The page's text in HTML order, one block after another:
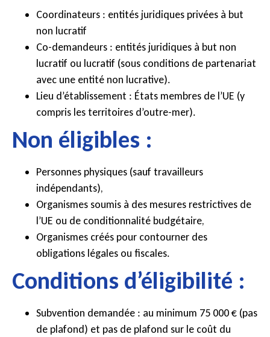
Coordinateurs : entités juridiques privées à but
non lucratif
Co-demandeurs : entités juridiques à but non
lucratif ou lucratif (sous conditions de partenariat
avec une entité non lucrative).
Lieu d’établissement : États membres de l’UE (y
compris les territoires d’outre-mer).
Non éligibles :
Personnes physiques (sauf travailleurs
indépendants),
Organismes soumis à des mesures restrictives de
l’UE ou de conditionnalité budgétaire,
Organismes créés pour contourner des
obligations légales ou fiscales.
Conditions d’éligibilité :
Subvention demandée : au minimum 75 000 € (pas
de plafond) et pas de plafond sur le coût du